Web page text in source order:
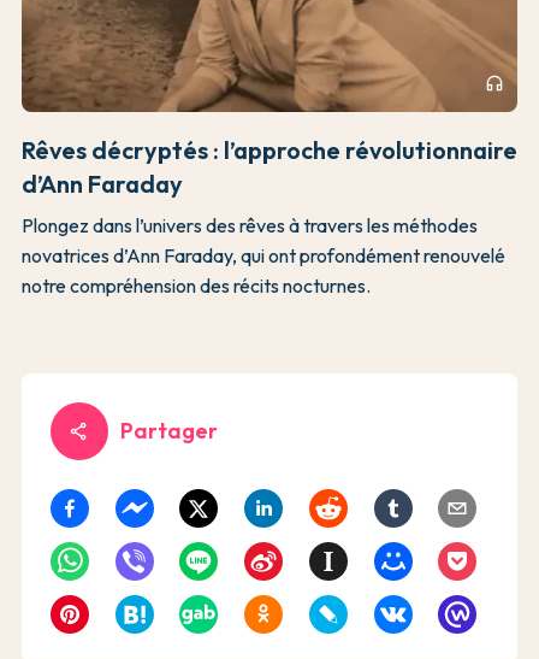
headphones
Rêves décryptés : l’approche révolutionnaire
d’Ann Faraday
Plongez dans l’univers des rêves à travers les méthodes
novatrices d’Ann Faraday, qui ont profondément renouvelé
notre compréhension des récits nocturnes.
share Partager